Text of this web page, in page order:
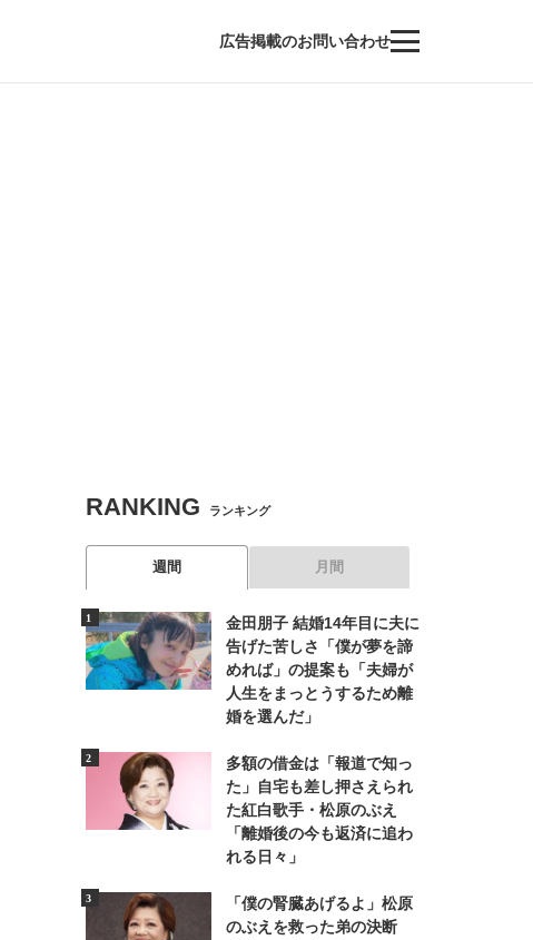
広告掲載のお問い合わせ
RANKING ランキング
週間 月間
金田朋子 結婚14年目に夫に
告げた苦しさ「僕が夢を諦
めれば」の提案も「夫婦が
人生をまっとうするため離
婚を選んだ」
多額の借金は「報道で知っ
た」自宅も差し押さえられ
た紅白歌手・松原のぶえ
「離婚後の今も返済に追わ
れる日々」
「僕の腎臓あげるよ」松原
のぶえを救った弟の決断